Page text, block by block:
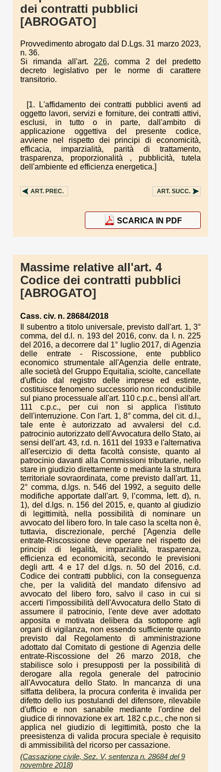
dei contratti pubblici
[ABROGATO]
Provvedimento abrogato dal D.Lgs. 31 marzo 2023,
n. 36.
Si rimanda all'art. 226, comma 2 del predetto
decreto legislativo per le norme di carattere
transitorio.
[1. L'affidamento dei contratti pubblici aventi ad
oggetto lavori, servizi e forniture, dei contratti attivi,
esclusi, in tutto o in parte, dall'ambito di
applicazione oggettiva del presente codice,
avviene nel rispetto dei principi di economicità,
efficacia, imparzialità, parità di trattamento,
trasparenza, proporzionalità , pubblicità, tutela
dell'ambiente ed efficienza energetica.]
ART. PREC. ART. SUCC.
SCARICA IN PDF
Massime relative all'art. 4
Codice dei contratti pubblici
[ABROGATO]
Cass. civ. n. 28684/2018
Il subentro a titolo universale, previsto dall'art. 1, 3°
comma, del d.l. n. 193 del 2016, conv. da I. n. 225
del 2016, a decorrere dal 1° luglio 2017, di Agenzia
delle entrate - Riscossione, ente pubblico
economico strumentale all'Agenzia delle entrate,
alle società del Gruppo Equitalia, sciolte, cancellate
d'ufficio dal registro delle imprese ed estinte,
costituisce fenomeno successorio non riconducibile
sul piano processuale all'art. 110 c.p.c., bensì all'art.
111 c.p.c., per cui non si applica l'istituto
dell'interruzione. Con l'art. 1, 8° comma, del cit. d.l.,
tale ente è autorizzato ad avvalersi del c.d.
patrocinio autorizzato dell'Avvocatura dello Stato, ai
sensi dell'art. 43, r.d. n. 1611 del 1933 e l'alternativa
all'esercizio di detta facoltà consiste, quanto al
patrocinio davanti alla Commissioni tributarie, nello
stare in giudizio direttamente o mediante la struttura
territoriale sovraordinata, come previsto dall'art. 11,
2° comma, d.lgs. n. 546 del 1992, a seguito delle
modifiche apportate dall'art. 9, l’comma, lett. d), n.
1), del d.lgs. n. 156 del 2015, e, quanto al giudizio
di legittimità, nella possibilità di nominare un
avvocato del libero foro. In tale caso la scelta non è,
tuttavia, discrezionale, perché ['Agenzia delle
entrate-Riscossione deve operare nel rispetto dei
principi di legalità, imparzialità, trasparenza,
efficienza ed economicità, secondo le previsioni
degli artt. 4 e 17 del d.lgs. n. 50 del 2016, c.d.
Codice dei contratti pubblici, con la conseguenza
che, per la validità del mandato difensivo ad
avvocato del libero foro, salvo il caso in cui si
accerti l'impossibilità dell'Avvocatura dello Stato di
assumere il patrocinio, l'ente deve aver adottato
apposita e motivata delibera da sottoporre agli
organi di vigilanza, non essendo sufficiente quanto
previsto dal Regolamento di amministrazione
adottato dal Comitato di gestione di Agenzia delle
entrate-Riscossione del 26 marzo 2018, che
stabilisce solo i presupposti per la possibilità di
derogare alla regola generale del patrocinio
all'Avvocatura dello Stato. In mancanza di una
siffatta delibera, la procura conferita è invalida per
difetto dello ius postulandi del difensore, rilevabile
d'ufficio e non sanabile mediante l'ordine del
giudice di rinnovazione ex art. 182 c.p.c., che non si
applica nel giudizio di legittimità, posto che la
preesistenza di valida procura speciale è requisito
di ammissibilità del ricorso per cassazione.
(Cassazione civile, Sez. V, sentenza n. 28684 del 9
novembre 2018)